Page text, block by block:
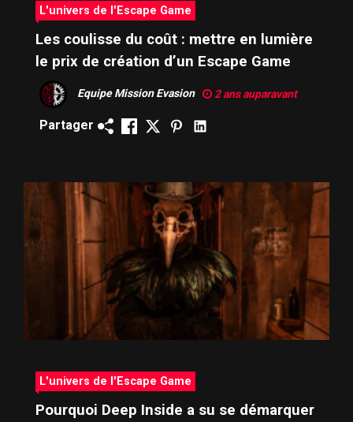
L'univers de l'Escape Game
Les coulisse du coût : mettre en lumière
le prix de création d’un Escape Game
Equipe Mission Evasion 2 ans auparavant
Partager
L'univers de l'Escape Game
Pourquoi Deep Inside a su se démarquer